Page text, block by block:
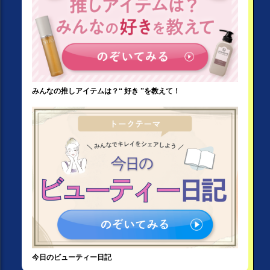
みんなの推しアイテムは？“ 好き ”を教えて！
今日のビューティー日記